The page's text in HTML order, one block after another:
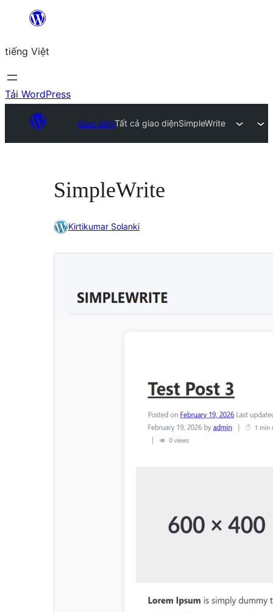
Chuyển
phần
nội
dung
tiếng Việt
Tải WordPress
Giao diệnTất cả giao diệnSimpleWrite
SimpleWrite
Kirtikumar Solanki